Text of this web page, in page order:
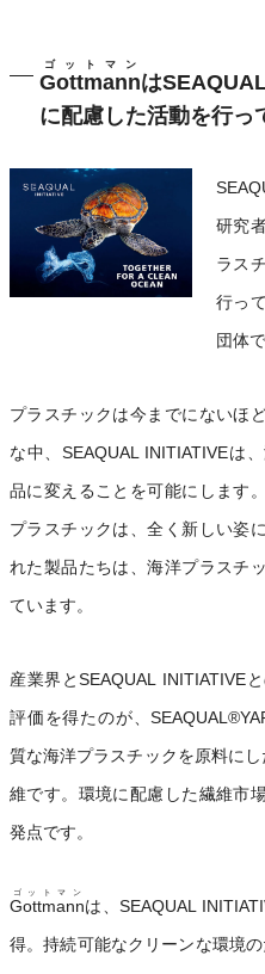
Gottmann
ゴットマン
は
に配慮した活動を行っ
研究
ラス
行っ
団体で
プラスチックは今までにないほ
な中、SEAQUAL INITIATIVEは
品に変えることを可能にします
プラスチックは、全く新しい姿
れた製品たちは、海洋プラスチ
ています。
産業界とSEAQUAL INITIATIVE
評価を得たのが、
質な海洋プラスチックを原料に
維です。環境に配慮した繊維市
発点です。
Gottmann
ゴットマン
は、SEAQUAL
得。持続可能なクリーンな環境